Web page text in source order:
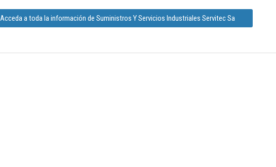
Acceda a toda la información de Suministros Y Servicios Industriales Servitec Sa